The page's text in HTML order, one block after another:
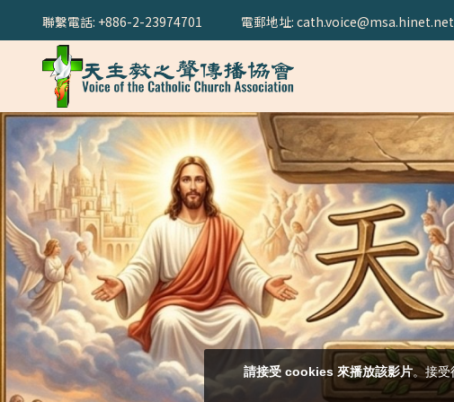
聯繫電話: +886-2-23974701 電郵地址: cath.voice@msa.hinet.net